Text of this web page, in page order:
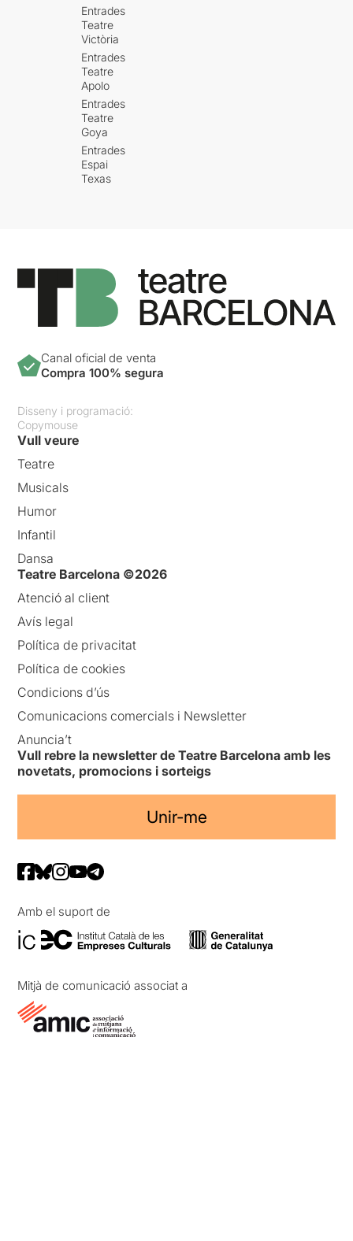
Entrades
Teatre
Victòria
Entrades
Teatre
Apolo
Entrades
Teatre
Goya
Entrades
Espai
Texas
Canal oficial de venta
Compra 100% segura
Disseny i programació:
Copymouse
Vull veure
Teatre
Musicals
Humor
Infantil
Dansa
Teatre Barcelona ©2026
Atenció al client
Avís legal
Política de privacitat
Política de cookies
Condicions d’ús
Comunicacions comercials i Newsletter
Anuncia’t
Vull rebre la newsletter de Teatre Barcelona amb les
novetats, promocions i sorteigs
Unir-me
Amb el suport de
Mitjà de comunicació associat a